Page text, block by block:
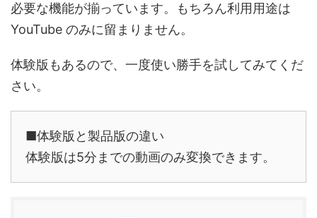
必要な機能が揃っています。もちろん利用用途は
YouTube のみに留まりません。
体験版もあるので、一度使い勝手を試してみてくだ
さい。
■体験版と製品版の違い
体験版は5分までの動画のみ変換できます。